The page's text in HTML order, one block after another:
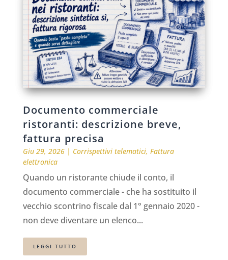
Documento commerciale
ristoranti: descrizione breve,
fattura precisa
Giu 29, 2026| Corrispettivi telematici, Fattura
elettronica
Quando un ristorante chiude il conto, il
documento commerciale - che ha sostituito il
vecchio scontrino fiscale dal 1° gennaio 2020 -
non deve diventare un elenco...
LEGGI TUTTO